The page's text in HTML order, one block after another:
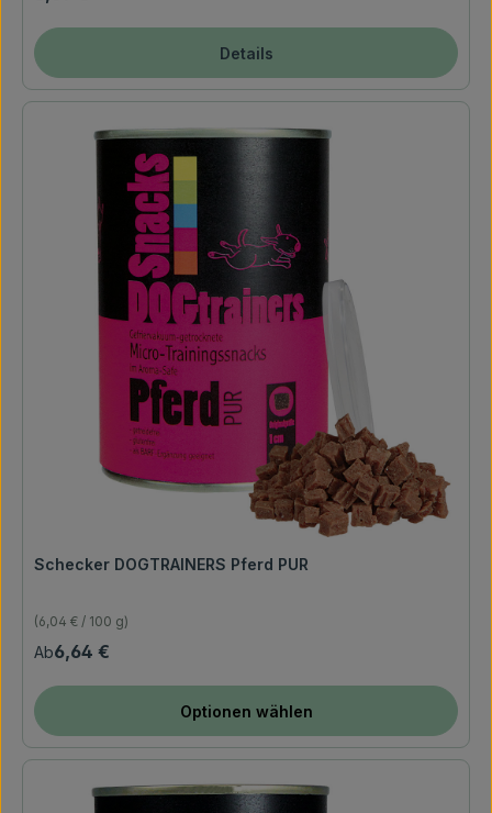
Details
Schecker DOGTRAINERS Pferd PUR
(6,04 € / 100 g)
Regulärer Preis:
Ab6,64 €
Optionen wählen